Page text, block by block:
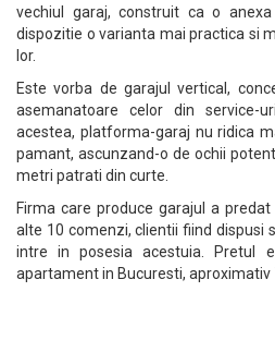
vechiul garaj, construit ca o
dispozitie o varianta mai practica si
lor.
Este vorba de garajul vertical,
asemanatoare celor din
acestea, platforma-garaj nu ridica
pamant, ascunzand-o de ochii
metri patrati din curte.
Firma care produce garajul a
alte 10 comenzi, clientii fiind dispusi
intre in posesia acestuia. Pretul
apartament in Bucuresti, aproximativ